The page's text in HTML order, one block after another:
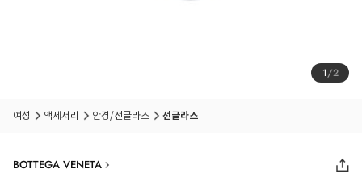
1/2
여성 액세서리 안경/선글라스 선글라스
BOTTEGA VENETA